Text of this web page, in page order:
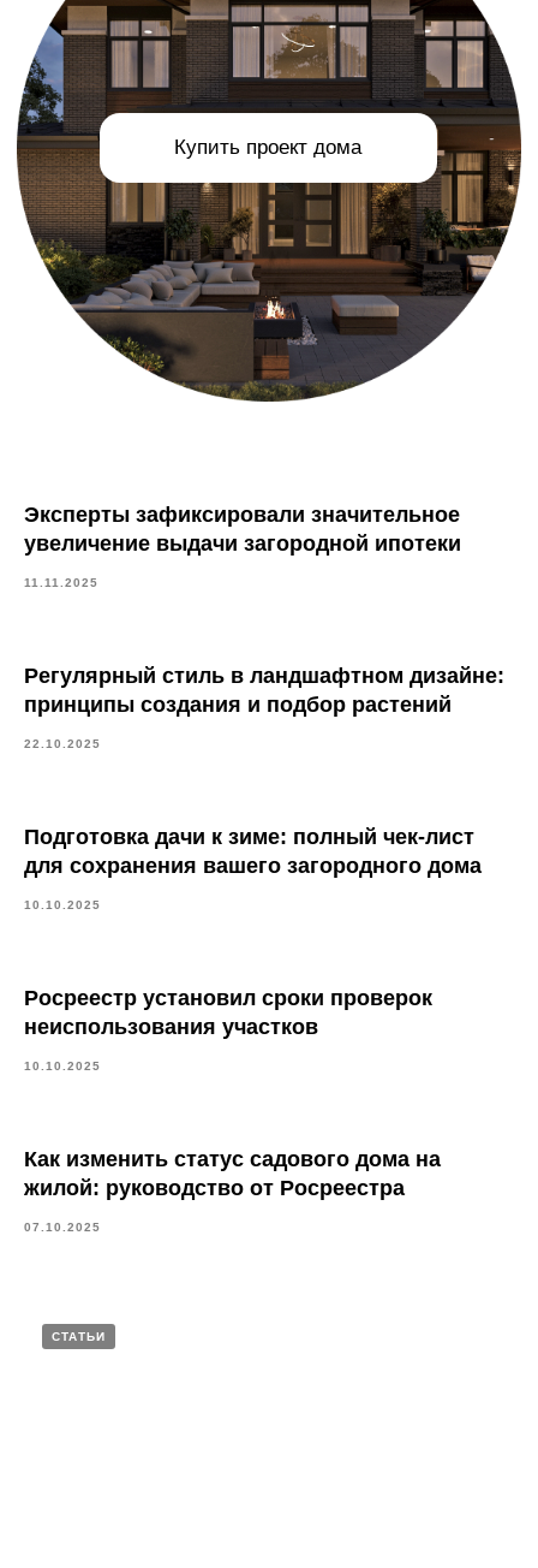
Эксперты зафиксировали значительное
увеличение выдачи загородной ипотеки
11.11.2025
Регулярный стиль в ландшафтном дизайне:
принципы создания и подбор растений
22.10.2025
Подготовка дачи к зиме: полный чек-лист
для сохранения вашего загородного дома
10.10.2025
Росреестр установил сроки проверок
неиспользования участков
10.10.2025
Как изменить статус садового дома на
жилой: руководство от Росреестра
07.10.2025
СТАТЬИ